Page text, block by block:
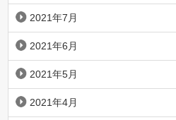
2021年7月
2021年6月
2021年5月
2021年4月